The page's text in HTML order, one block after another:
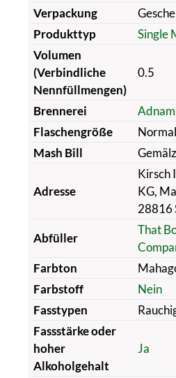
Verpackung
Produkttyp
Single
Volumen
(Verbindliche
Nennfüllmengen)
0.5
Brennerei
Flaschengröße
Mash Bill
Adresse
Kirsch
KG,
28816
Abfüller
That
Farbton
Farbstoff
Nein
Fasstypen
Fassstärke oder
hoher
Alkoholgehalt
Ja